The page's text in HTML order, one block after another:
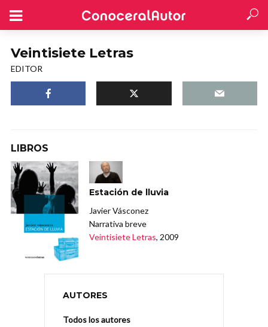
Veintisiete Letras
EDITOR
LIBROS
Estación de lluvia
Javier Vásconez
Narrativa breve
Veintisiete Letras, 2009
AUTORES
Todos los autores